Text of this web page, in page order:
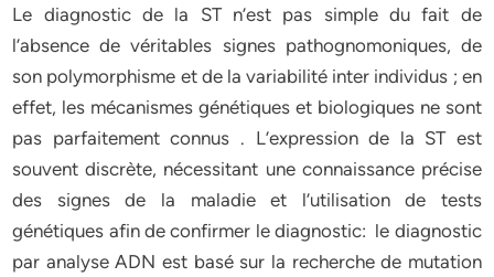
Le diagnostic de la ST n’est pas simple du fait de
l’absence de véritables signes pathognomoniques, de
son polymorphisme et de la variabilité inter individus ; en
effet, les mécanismes génétiques et biologiques ne sont
pas parfaitement connus . L’expression de la ST est
souvent discrète, nécessitant une connaissance précise
des signes de la maladie et l’utilisation de tests
génétiques afin de confirmer le diagnostic: le diagnostic
par analyse ADN est basé sur la recherche de mutation